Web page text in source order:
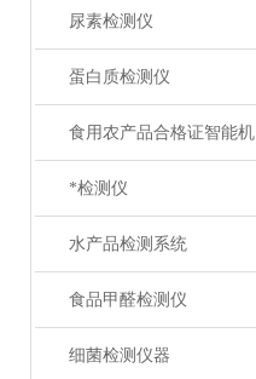
尿素检测仪
蛋白质检测仪
食用农产品合格证智能机
*检测仪
水产品检测系统
食品甲醛检测仪
细菌检测仪器